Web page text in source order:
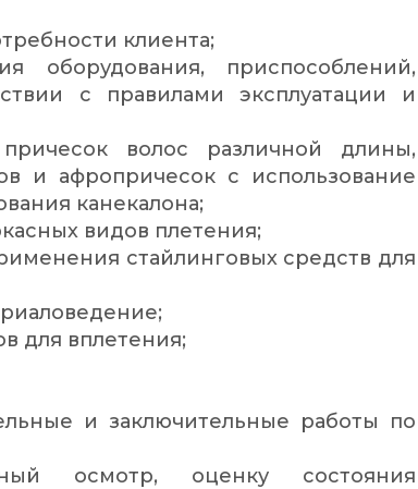
клиента;
оборудования, приспособлений,
с правилами эксплуатации и
волос различной длины,
и афропричесок с использование
канекалона;
видов плетения;
стайлинговых средств для
для вплетения;
и заключительные работы по
осмотр, оценку состояния